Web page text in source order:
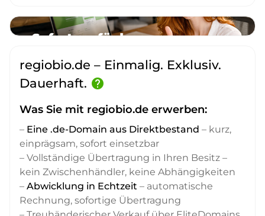
regiobio.de – Einmalig. Exklusiv.
Dauerhaft. help
Was Sie mit regiobio.de erwerben:
– Eine .de-Domain aus Direktbestand – kurz,
einprägsam, sofort einsetzbar
– Vollständige Übertragung in Ihren Besitz –
kein Zwischenhändler, keine Abhängigkeiten
– Abwicklung in Echtzeit – automatische
Rechnung, sofortige Übertragung